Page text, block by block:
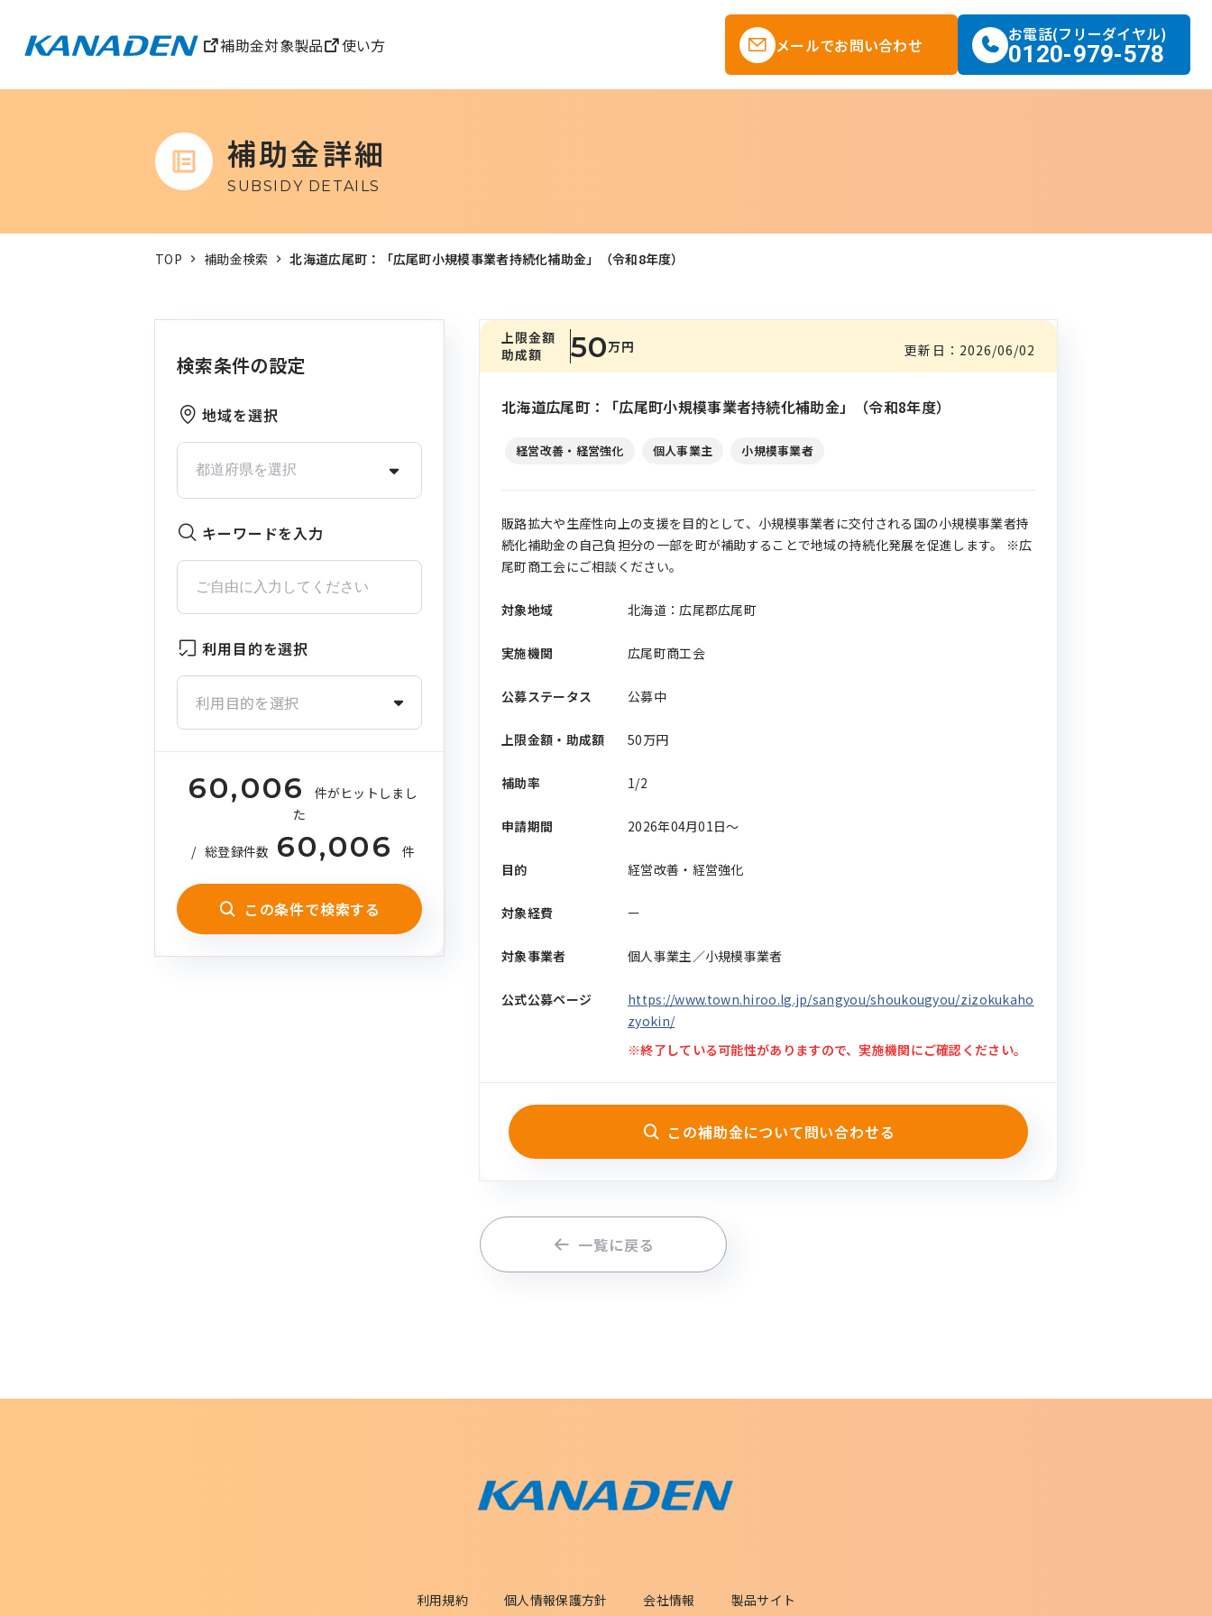
補助金対象製品 使い方 メールでお問い合わせ
お電話(フリーダイヤル)
0120-979-578
補助金詳細
SUBSIDY DETAILS
TOP 補助金検索 北海道広尾町：「広尾町小規模事業者持続化補助金」（令和8年度）
検索条件の設定
地域を選択
キーワードを入力
利用目的を選択
利用目的を選択
60,006
件がヒットしまし
た
/ 総登録件数 60,006 件
この条件で検索する
上限金額
助成額
50万円 更新日： 2026/06/02
北海道広尾町：「広尾町小規模事業者持続化補助金」（令和8年度）
経営改善・経営強化 個人事業主 小規模事業者
販路拡大や生産性向上の支援を目的として、小規模事業者に交付される国の小規模事業者持
続化補助金の自己負担分の一部を町が補助することで地域の持続化発展を促進します。 ※広
尾町商工会にご相談ください。
対象地域 北海道：広尾郡広尾町
実施機関 広尾町商工会
公募ステータス 公募中
上限金額・助成額 50万円
補助率 1/2
申請期間 2026年04月01日〜
目的 経営改善・経営強化
対象経費 ー
対象事業者 個人事業主／小規模事業者
公式公募ページ
https://www.town.hiroo.lg.jp/sangyou/shoukougyou/zizokukaho
zyokin/
※終了している可能性がありますので、実施機関にご確認ください。
この補助金について問い合わせる
一覧に戻る
利用規約 個人情報保護方針 会社情報 製品サイト